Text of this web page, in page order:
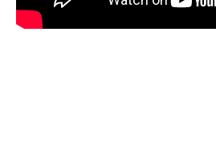
FIGUEIRA DA FOZ